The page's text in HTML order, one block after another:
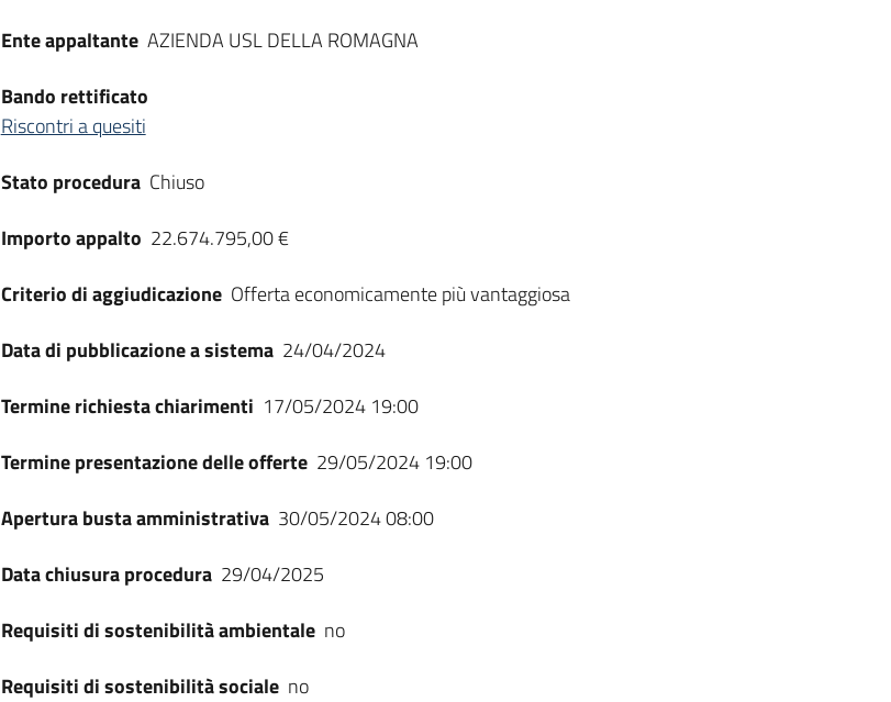
Ente appaltante AZIENDA USL DELLA ROMAGNA
Bando rettificato
Riscontri a quesiti
Stato procedura Chiuso
Importo appalto 22.674.795,00 €
Criterio di aggiudicazione Offerta economicamente più vantaggiosa
Data di pubblicazione a sistema 24/04/2024
Termine richiesta chiarimenti 17/05/2024 19:00
Termine presentazione delle offerte 29/05/2024 19:00
Apertura busta amministrativa 30/05/2024 08:00
Data chiusura procedura 29/04/2025
Requisiti di sostenibilità ambientale no
Requisiti di sostenibilità sociale no